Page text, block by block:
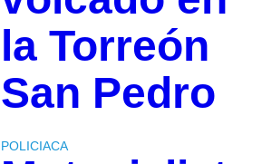
la Torreón
San Pedro
POLICIACA